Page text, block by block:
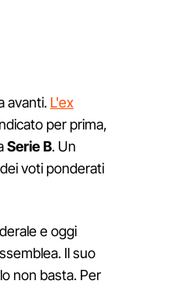
avanti. L'ex
per prima,
Serie B. Un
voti ponderati
e oggi
Il suo
non basta. Per